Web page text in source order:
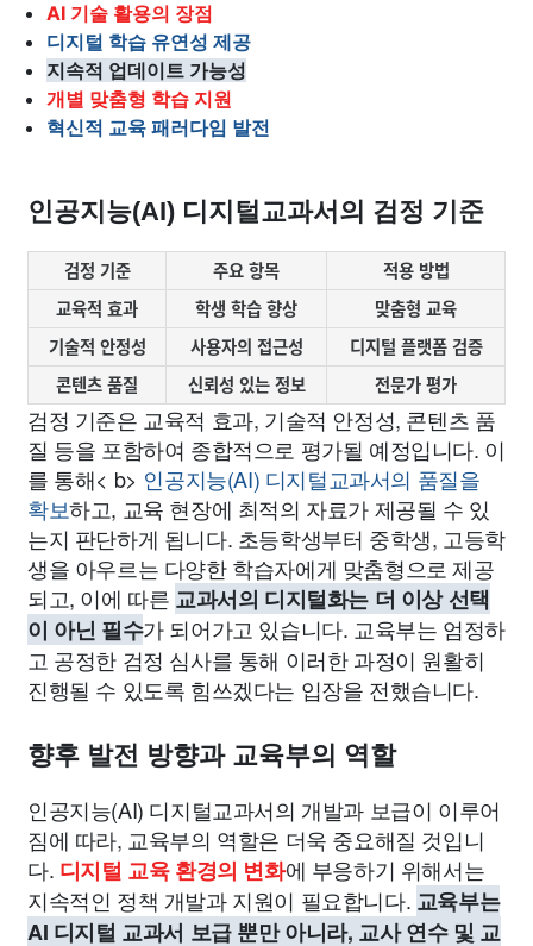
AI 기술 활용의 장점
디지털 학습 유연성 제공
지속적 업데이트 가능성
개별 맞춤형 학습 지원
혁신적 교육 패러다임 발전
인공지능(AI) 디지털교과서의 검정 기준
검정 기준 주요 항목
적용 방법
교육적 효과
학생 학습 향상
맞춤형 교육
기술적 안정성
사용자의 접근성
디지털 플랫폼 검증
콘텐츠 품질
신뢰성 있는 정보 전문가 평가
검정 기준은 교육적 효과, 기술적 안정성, 콘텐츠 품
질 등을 포함하여 종합적으로 평가될 예정입니다. 이
를 통해< b> 인공지능(AI) 디지털교과서의 품질을
확보하고, 교육 현장에 최적의 자료가 제공될 수 있
는지 판단하게 됩니다. 초등학생부터 중학생, 고등학
생을 아우르는 다양한 학습자에게 맞춤형으로 제공
되고, 이에 따른 교과서의 디지털화는 더 이상 선택
이 아닌 필수가 되어가고 있습니다. 교육부는 엄정하
고 공정한 검정 심사를 통해 이러한 과정이 원활히
진행될 수 있도록 힘쓰겠다는 입장을 전했습니다.
향후 발전 방향과 교육부의 역할
인공지능(AI) 디지털교과서의 개발과 보급이 이루어
짐에 따라, 교육부의 역할은 더욱 중요해질 것입니
다. 디지털 교육 환경의 변화에 부응하기 위해서는
지속적인 정책 개발과 지원이 필요합니다. 교육부는
AI 디지털 교과서 보급 뿐만 아니라, 교사 연수 및 교